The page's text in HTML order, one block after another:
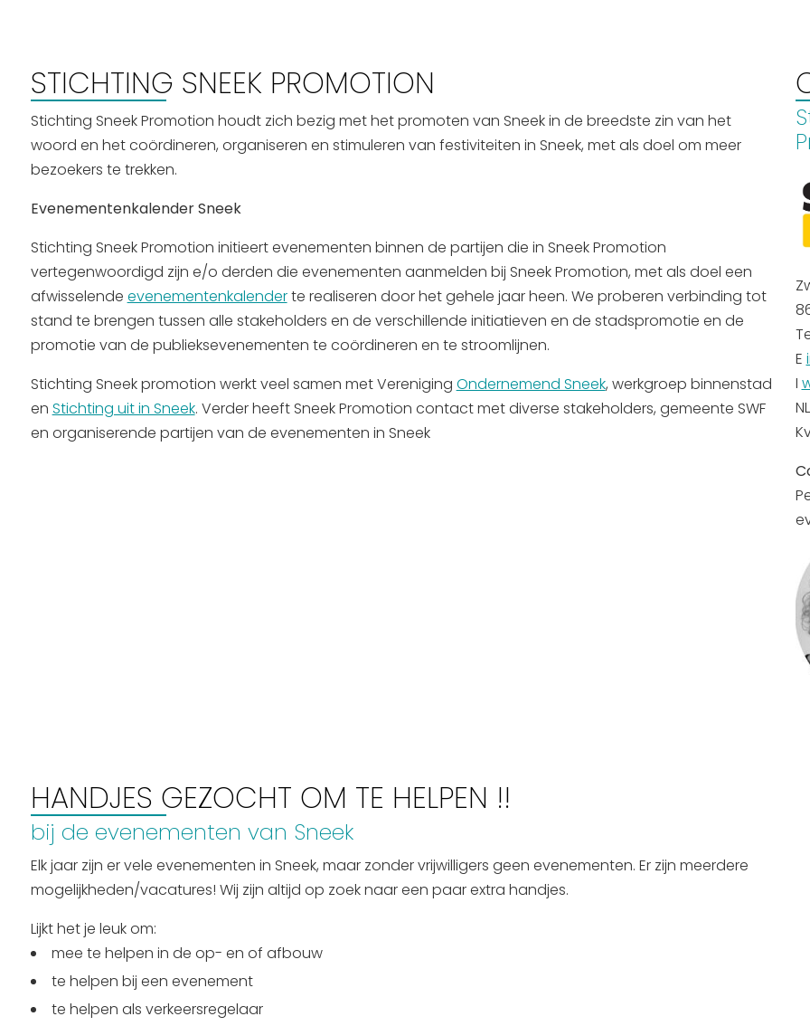
STICHTING SNEEK PROMOTION
Stichting Sneek Promotion houdt zich bezig met het promoten van Sneek in de breedste zin van het
woord en het coördineren, organiseren en stimuleren van festiviteiten in Sneek, met als doel om meer
bezoekers te trekken.
Evenementenkalender Sneek
Stichting Sneek Promotion initieert evenementen binnen de partijen die in Sneek Promotion
vertegenwoordigd zijn e/o derden die evenementen aanmelden bij Sneek Promotion, met als doel een
afwisselende evenementenkalenderte realiseren door het gehele jaar heen. We proberen verbinding tot
stand te brengen tussen alle stakeholders en de verschillende initiatieven en de stadspromotie en de
promotie van de publieksevenementen te coördineren en te stroomlijnen.
Stichting Sneek promotion werkt veel samen met Vereniging Ondernemend Sneek, werkgroep binnenstad
en Stichting uit in Sneek. Verder heeft Sneek Promotion contact met diverse stakeholders, gemeente SWF
en organiserende partijen van de evenementen in Sneek
E
I
HANDJES GEZOCHT OM TE HELPEN !!
bij de evenementen van Sneek
Elk jaar zijn er vele evenementen in Sneek, maar zonder vrijwilligers geen evenementen. Er zijn meerdere
mogelijkheden/vacatures! Wij zijn altijd op zoek naar een paar extra handjes.
Lijkt het je leuk om:
mee te helpen in de op- en of afbouw
te helpen bij een evenement
te helpen als verkeersregelaar